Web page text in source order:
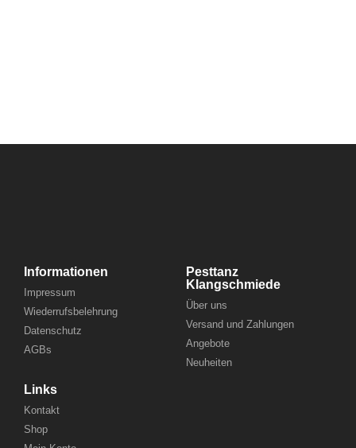
Informationen
Impressum
Wiederrufsbelehrung
Datenschutz
AGBs
Pesttanz
Klangschmiede
Über uns
Versand und Zahlungen
Angebote
Neuheiten
Links
Kontakt
Shop